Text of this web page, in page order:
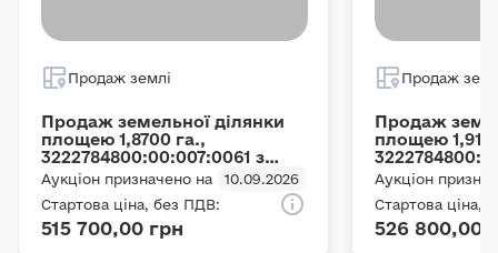
Продаж землі
Продаж земельної ділянки
площею 1,8700 га.,
3222784800:00:007:0061 з
цільовим призначенням ОСГ,
що розташована за адресою:
с. Мотижин, Мотижинська с/
р, Бучанський район
Аукціон призначено на
10.09.2026
Стартова ціна, без ПДВ:
515 700,00 грн
Продаж
Продаж
площею 1,91
цільовим
що
с. Мотижин,
р,
Аукціон
Стартова ціна,
526 800,00